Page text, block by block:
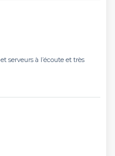
serveurs à l’écoute et très